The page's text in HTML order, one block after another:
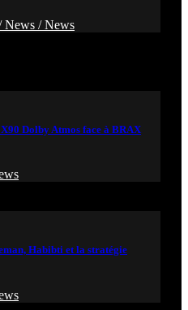
News /News
Dolby Atmos face à BRAX
Habibti et la stratégie